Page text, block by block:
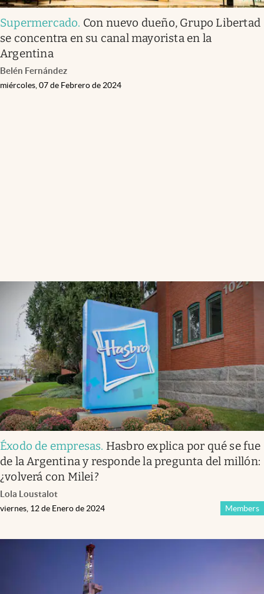
Supermercado. Con nuevo dueño, Grupo Libertad
se concentra en su canal mayorista en la
Argentina
Belén Fernández
miércoles, 07 de Febrero de 2024
Éxodo de empresas. Hasbro explica por qué se fue
de la Argentina y responde la pregunta del millón:
¿volverá con Milei?
Lola Loustalot
Members
viernes, 12 de Enero de 2024